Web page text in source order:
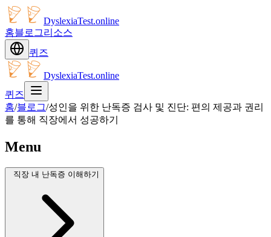
DyslexiaTest.online
홈블로그리소스
퀴즈
DyslexiaTest.online
퀴즈
홈/블로그/성인을 위한 난독증 검사 및 진단: 편의 제공과 권리
를 통해 직장에서 성공하기
Menu
직장 내 난독증 이해하기